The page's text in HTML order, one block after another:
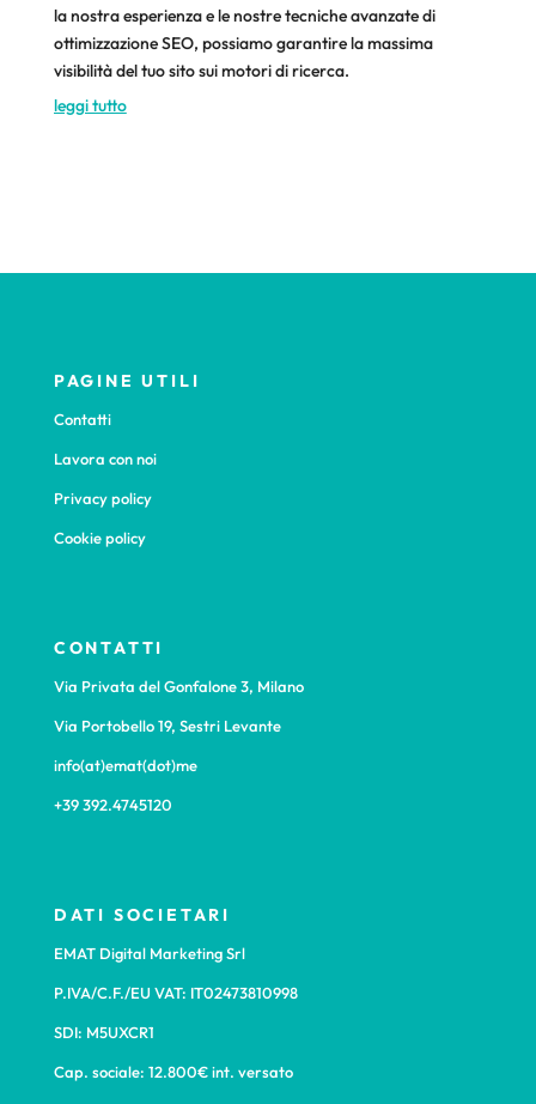
la nostra esperienza e le nostre tecniche avanzate di
ottimizzazione SEO, possiamo garantire la massima
visibilità del tuo sito sui motori di ricerca.
leggi tutto
PAGINE UTILI
Contatti
Lavora con noi
Privacy policy
Cookie policy
CONTATTI
Via Privata del Gonfalone 3, Milano
Via Portobello 19, Sestri Levante
info(at)emat(dot)me
+39 392.4745120
DATI SOCIETARI
EMAT Digital Marketing Srl
P.IVA/C.F./EU VAT: IT02473810998
SDI: M5UXCR1
Cap. sociale: 12.800€ int. versato